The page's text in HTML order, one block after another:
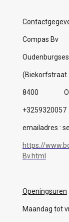
Compas Bv
(Biekorfstraat
8400
+3259320057
emailadres :
https://
Bv.html
Openingsuren
Maandag tot